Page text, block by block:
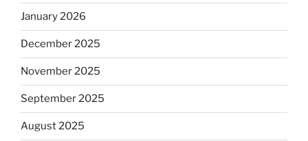
January 2026
December 2025
November 2025
September 2025
August 2025